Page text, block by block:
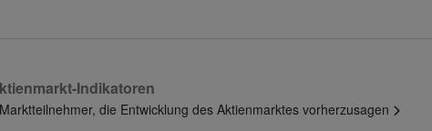
Indikatoren
die Entwicklung des Aktienmarktes vorherzusagen